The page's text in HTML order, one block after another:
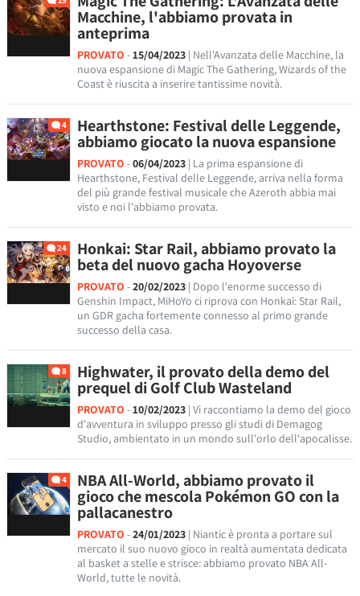
Macchine, l'abbiamo provata in
anteprima
PROVATO -15/04/2023 | Nell'Avanzata delle Macchine, la
nuova espansione di Magic The Gathering, Wizards of the
Coast è riuscita a inserire tantissime novità.
4 Hearthstone: Festival delle Leggende,
abbiamo giocato la nuova espansione
PROVATO -06/04/2023 | La prima espansione di
Hearthstone, Festival delle Leggende, arriva nella forma
del più grande festival musicale che Azeroth abbia mai
visto e noi l'abbiamo provata.
24 Honkai: Star Rail, abbiamo provato la
beta del nuovo gacha Hoyoverse
PROVATO -20/02/2023 | Dopo l'enorme successo di
Genshin Impact, MiHoYo ci riprova con Honkai: Star Rail,
un GDR gacha fortemente connesso al primo grande
successo della casa.
8 Highwater, il provato della demo del
prequel di Golf Club Wasteland
PROVATO -10/02/2023 | Vi raccontiamo la demo del gioco
d'avventura in sviluppo presso gli studi di Demagog
Studio, ambientato in un mondo sull'orlo dell'apocalisse.
4 NBA All-World, abbiamo provato il
gioco che mescola Pokémon GO con la
pallacanestro
PROVATO -24/01/2023 | Niantic è pronta a portare sul
mercato il suo nuovo gioco in realtà aumentata dedicata
al basket a stelle e strisce: abbiamo provato NBA All-
World, tutte le novità.